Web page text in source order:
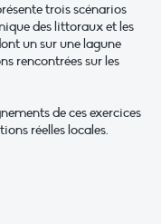
trois scénarios
des littoraux et les
un sur une lagune
rencontrées sur les
de ces exercices
réelles locales.